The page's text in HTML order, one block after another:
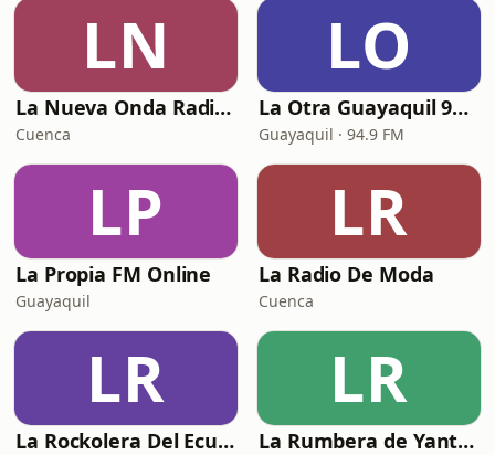
LN
La Nueva Onda Radio Fm
Cuenca
LO
La Otra Guayaquil 94.9 FM
Guayaquil · 94.9 FM
LP
La Propia FM Online
Guayaquil
LR
La Radio De Moda
Cuenca
LR
La Rockolera Del Ecuador
LR
La Rumbera de Yantzaza